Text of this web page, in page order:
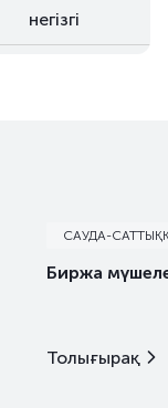
негізгі
САУДА-
Биржа
Толығырақ